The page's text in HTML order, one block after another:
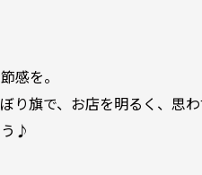
感を。
り旗で、お店を明るく、思
♪